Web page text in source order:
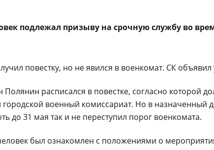
подлежал призыву на срочную службу во
Полянин расписался в повестке, согласно которой
городской военный комиссариат. Но в назначенный
до 31 мая так и не переступил порог военкомата.
был ознакомлен с положениями о